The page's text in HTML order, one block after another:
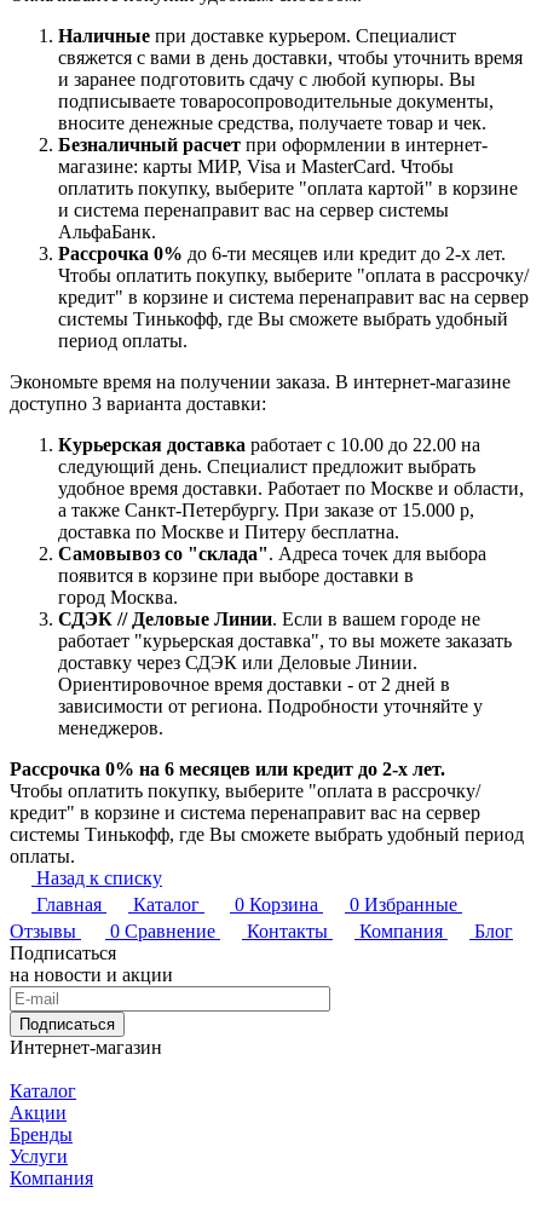
Наличные при доставке курьером. Специалист
свяжется с вами в день доставки, чтобы уточнить время
и заранее подготовить сдачу с любой купюры. Вы
подписываете товаросопроводительные документы,
вносите денежные средства, получаете товар и чек.
Безналичный расчет при оформлении в интернет-
магазине: карты МИР, Visa и MasterCard. Чтобы
оплатить покупку, выберите "оплата картой" в корзине
и система перенаправит вас на сервер системы
АльфаБанк.
Рассрочка 0% до 6-ти месяцев или кредит до 2-х лет.
Чтобы оплатить покупку, выберите "оплата в рассрочку/
кредит" в корзине и система перенаправит вас на сервер
системы Тинькофф, где Вы сможете выбрать удобный
период оплаты.
Экономьте время на получении заказа. В интернет-магазине
доступно 3 варианта доставки:
Курьерская доставка работает с 10.00 до 22.00 на
следующий день. Специалист предложит выбрать
удобное время доставки. Работает по Москве и области,
а также Санкт-Петербургу. При заказе от 15.000 р,
доставка по Москве и Питеру бесплатна.
Самовывоз со "склада". Адреса точек для выбора
появится в корзине при выборе доставки в
город Москва.
СДЭК // Деловые Линии. Если в вашем городе не
работает "курьерская доставка", то вы можете заказать
доставку через СДЭК или Деловые Линии.
Ориентировочное время доставки - от 2 дней в
зависимости от региона. Подробности уточняйте у
менеджеров.
Рассрочка 0% на 6 месяцев или кредит до 2-х лет.
Чтобы оплатить покупку, выберите "оплата в рассрочку/
кредит" в корзине и система перенаправит вас на сервер
системы Тинькофф, где Вы сможете выбрать удобный период
оплаты.
Назад к списку
Главная
Каталог 0 Корзина 0 Избранные
Отзывы
0 Сравнение Контакты Компания
Блог
Подписаться
на новости и акции
Подписаться
Интернет-магазин
Каталог
Акции
Бренды
Услуги
Компания